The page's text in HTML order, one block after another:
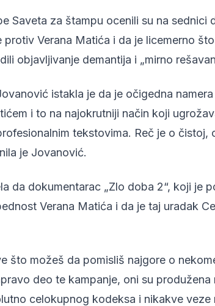
Saveta za štampu ocenili su na sednici
protiv Verana Matića i da je licemerno
objavljivanje demantija i „mirno
istakla je da je očigedna
i to na najokrutniji način koji
tekstovima. Reč je o
je Jovanović.
da dokumentarac „Zlo doba 2“, koji je
Verana Matića i da je taj uradak
što možeš da pomisliš najgore o
deo te kampanje, oni su produžena
celokupnog kodeksa i nikakve veze